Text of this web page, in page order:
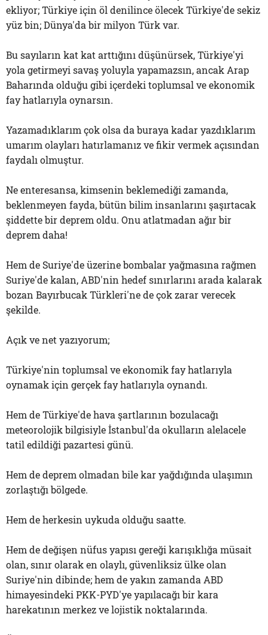
ekliyor; Türkiye için öl denilince ölecek Türkiye'de sekiz
yüz bin; Dünya'da bir milyon Türk var.
Bu sayıların kat kat arttığını düşünürsek, Türkiye'yi
yola getirmeyi savaş yoluyla yapamazsın, ancak Arap
Baharında olduğu gibi içerdeki toplumsal ve ekonomik
fay hatlarıyla oynarsın.
Yazamadıklarım çok olsa da buraya kadar yazdıklarım
umarım olayları hatırlamanız ve fikir vermek açısından
faydalı olmuştur.
Ne enteresansa, kimsenin beklemediği zamanda,
beklenmeyen fayda, bütün bilim insanlarını şaşırtacak
şiddette bir deprem oldu. Onu atlatmadan ağır bir
deprem daha!
Hem de Suriye'de üzerine bombalar yağmasına rağmen
Suriye'de kalan, ABD'nin hedef sınırlarını arada kalarak
bozan Bayırbucak Türkleri'ne de çok zarar verecek
şekilde.
Açık ve net yazıyorum;
Türkiye'nin toplumsal ve ekonomik fay hatlarıyla
oynamak için gerçek fay hatlarıyla oynandı.
Hem de Türkiye'de hava şartlarının bozulacağı
meteorolojik bilgisiyle İstanbul'da okulların alelacele
tatil edildiği pazartesi günü.
Hem de deprem olmadan bile kar yağdığında ulaşımın
zorlaştığı bölgede.
Hem de herkesin uykuda olduğu saatte.
Hem de değişen nüfus yapısı gereği karışıklığa müsait
olan, sınır olarak en olaylı, güvenliksiz ülke olan
Suriye'nin dibinde; hem de yakın zamanda ABD
himayesindeki PKK-PYD'ye yapılacağı bir kara
harekatının merkez ve lojistik noktalarında.